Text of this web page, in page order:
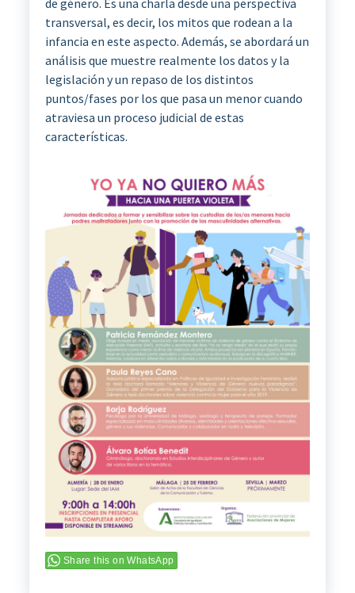
transversal, es decir, los mitos que rodean a la
infancia en este aspecto. Además, se abordará un
análisis que muestre realmente los datos y la
legislación y un repaso de los distintos
puntos/fases por los que pasa un menor cuando
atraviesa un proceso judicial de estas
características.
Share this on WhatsApp